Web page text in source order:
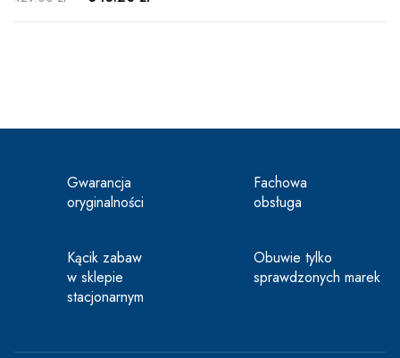
Gwarancja
oryginalności
Fachowa
obsługa
Kącik zabaw
w sklepie
stacjonarnym
Obuwie tylko
sprawdzonych marek